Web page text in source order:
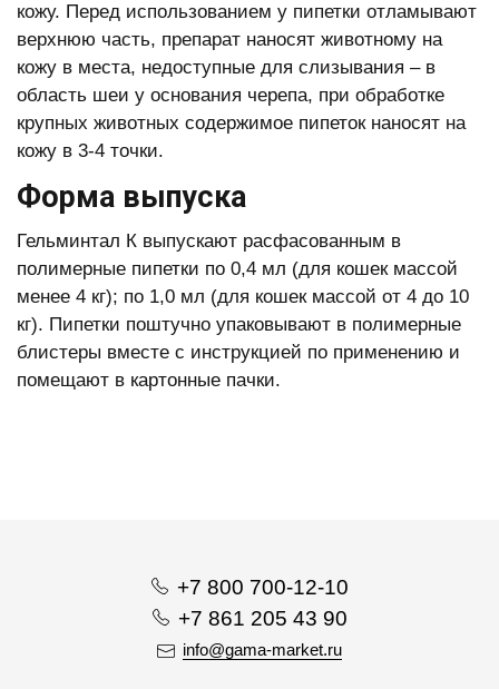
кожу. Перед использованием у пипетки отламывают
верхнюю часть, препарат наносят животному на
кожу в места, недоступные для слизывания – в
область шеи у основания черепа, при обработке
крупных животных содержимое пипеток наносят на
кожу в 3-4 точки.
Форма выпуска
Гельминтал К выпускают расфасованным в
полимерные пипетки по 0,4 мл (для кошек массой
менее 4 кг); по 1,0 мл (для кошек массой от 4 до 10
кг). Пипетки поштучно упаковывают в полимерные
блистеры вместе с инструкцией по применению и
помещают в картонные пачки.
+7 800 700-12-10
+7 861 205 43 90
info@gama-market.ru